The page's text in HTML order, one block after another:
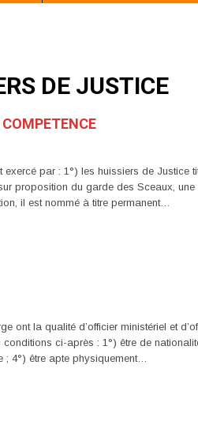
DE JUSTICE
par : 1°) les huissiers de
proposition du garde des Sceaux,
il est nommé à titre permanent…
ont la qualité d’officier ministériel et
ci-après : 1°) être de
4°) être apte physiquement…